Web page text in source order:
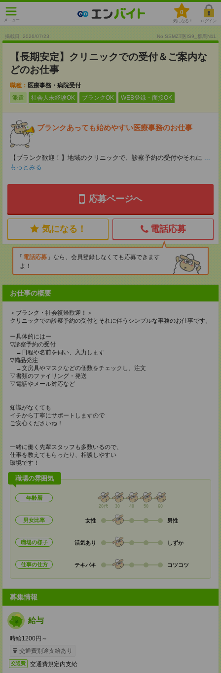
メニュー
0
気になる！ ログイン
掲載日 :2026/07/23 No.SSMZT医IS9_群馬N11
【長期安定】クリニックでの受付＆ご案内な
どのお仕事
職種： 医療事務・病院受付
派遣
社会人未経験OK ブランクOK WEB登録・面接OK
ブランクあっても始めやすい医療事務のお仕事
【ブランク歓迎！】地域のクリニックで、診察予約の受付やそれに ...
もっとみる
応募ページへ
気になる！ 電話応募
電話応募
なら、会員登録しなくても応募できます
よ！
お仕事の概要
＜ブランク・社会復帰歓迎！＞
クリニックでの診察予約の受付とそれに伴うシンプルな事務のお仕事です。
ー具体的にはー
▽診察予約の受付
→日程や名前を伺い、入力します
▽備品発注
→文房具やマスクなどの個数をチェックし、注文
▽書類のファイリング・発送
▽電話やメール対応など
知識がなくても
イチから丁寧にサポートしますので
ご安心くださいね！
一緒に働く先輩スタッフも多数いるので、
仕事を教えてもらったり、相談しやすい
環境です！
職場の雰囲気
年齢層
20代 30 40 50 60
男女比率 女性 男性
職場の様子 活気あり しずか
仕事の仕方 テキパキ コツコツ
募集情報
給与
時給1200円～
交通費別途支給あり
交通費 交通費規定内支給